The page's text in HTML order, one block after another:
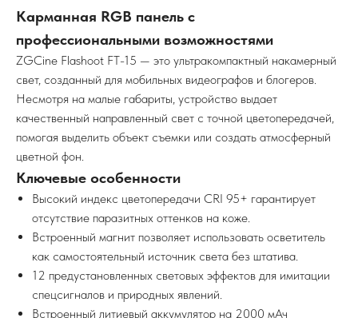
Карманная RGB панель с
профессиональными возможностями
ZGCine Flashoot FT-15 — это ультракомпактный накамерный
свет, созданный для мобильных видеографов и блогеров.
Несмотря на малые габариты, устройство выдает
качественный направленный свет с точной цветопередачей,
помогая выделить объект съемки или создать атмосферный
цветной фон.
Ключевые особенности
Высокий индекс цветопередачи CRI 95+ гарантирует
отсутствие паразитных оттенков на коже.
Встроенный магнит позволяет использовать осветитель
как самостоятельный источник света без штатива.
12 предустановленных световых эффектов для имитации
спецсигналов и природных явлений.
Встроенный литиевый аккумулятор на 2000 мАч